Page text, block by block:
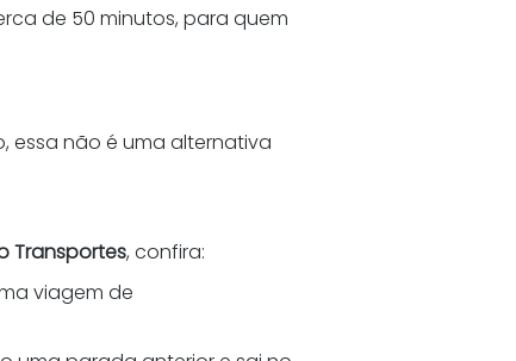
de 50 minutos, para quem
essa não é uma alternativa
Transportes, confira:
viagem de